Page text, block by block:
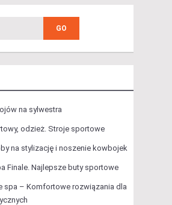
na sylwestra
odzież. Stroje sportowe
na stylizację i noszenie kowbojek
Finale. Najlepsze buty sportowe
spa – Komfortowe rozwiązania dla